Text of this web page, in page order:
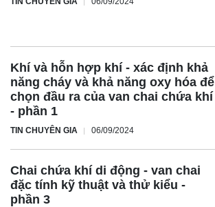
Khí và hỗn hợp khí - xác định khả
năng cháy và khả năng oxy hóa để
chọn đầu ra của van chai chứa khí
- phần 1
TIN CHUYÊN GIA 06/09/2024
Chai chứa khí di động - van chai
đặc tính kỹ thuật và thử kiểu -
phần 3